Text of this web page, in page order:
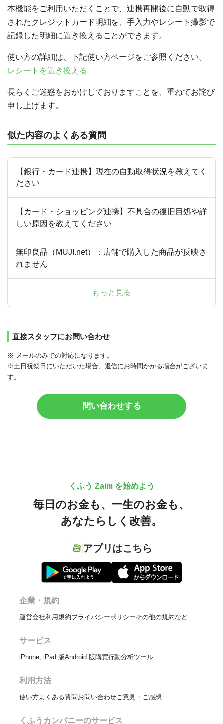
本機能をご利用いただくことで、連携再開後に自動で取得
されたクレジットカード明細を、手入力やレシート撮影で
記録した明細に置き換えることができます。
使い方の詳細は、下記使い方ページをご参照ください。
レシートを置き換える
長らくご迷惑をおかけしておりますことを、重ねてお詫び
申し上げます。
似た内容のよくある質問
【銀行・カード連携】現在の自動取得状況を教えてく
ださい
【カード・ショッピング連携】不具合の復旧目処や詳
しい原因を教えてください
無印良品（MUJI.net）：店舗で購入した商品が反映さ
れません
もっと見る
直接スタッフにお問い合わせ
※ メールのみでの対応になります。
※土日祝祭日にいただいた場合、返信にお時間かかる場合がございま
す。
問い合わせする
くふう Zaim を始めよう
毎日のお金も、 一生のお金も、
あなたらしく改善。
アプリはこちら
企業・規約
運営会社利用規約プライバシーポリシーその他の規約など
サービス
iPhone, iPad 版Android 版購買行動分析ツール
利用方法
使い方よくある質問お問い合わせご意見・ご感想
くふうカンパニーのサービス